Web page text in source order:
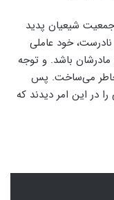
جمعیت شیعیان پدید
خود عاملی
باشد. و توجه
می‌ساخت. پس
در این امر دیدند که